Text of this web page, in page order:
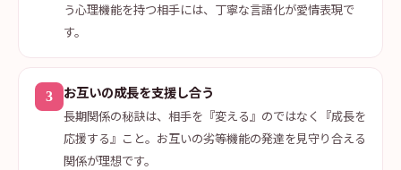
う心理機能を持つ相手には、丁寧な言語化が愛情表現で
す。
3 お互いの成長を支援し合う
長期関係の秘訣は、相手を『変える』のではなく『成長を
応援する』こと。お互いの劣等機能の発達を見守り合える
関係が理想です。